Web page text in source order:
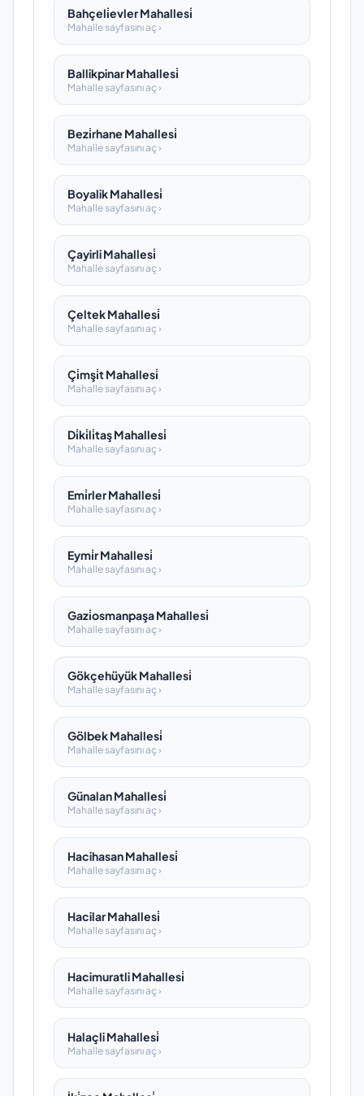
Bahçeli̇evler Mahallesi̇
Mahalle sayfasını aç ›
Ballikpinar Mahallesi̇
Mahalle sayfasını aç ›
Bezi̇rhane Mahallesi̇
Mahalle sayfasını aç ›
Boyalik Mahallesi̇
Mahalle sayfasını aç ›
Çayirli Mahallesi̇
Mahalle sayfasını aç ›
Çeltek Mahallesi̇
Mahalle sayfasını aç ›
Çi̇mşi̇t Mahallesi̇
Mahalle sayfasını aç ›
Di̇ki̇li̇taş Mahallesi̇
Mahalle sayfasını aç ›
Emi̇rler Mahallesi̇
Mahalle sayfasını aç ›
Eymi̇r Mahallesi̇
Mahalle sayfasını aç ›
Gazi̇osmanpaşa Mahallesi̇
Mahalle sayfasını aç ›
Gökçehüyük Mahallesi̇
Mahalle sayfasını aç ›
Gölbek Mahallesi̇
Mahalle sayfasını aç ›
Günalan Mahallesi̇
Mahalle sayfasını aç ›
Hacihasan Mahallesi̇
Mahalle sayfasını aç ›
Hacilar Mahallesi̇
Mahalle sayfasını aç ›
Hacimuratli Mahallesi̇
Mahalle sayfasını aç ›
Halaçli Mahallesi̇
Mahalle sayfasını aç ›